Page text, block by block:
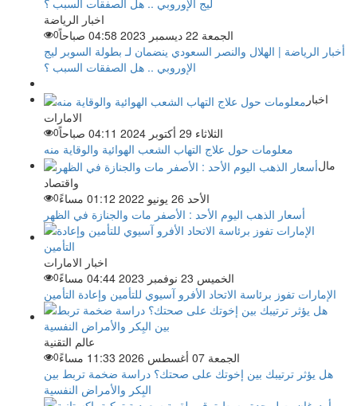
اخبار الرياضة
الجمعة 22 ديسمبر 2023 04:58 صباحاً
0
أخبار الرياضة | الهلال والنصر السعودي ينضمان لـ بطولة السوبر ليج
الإوروبي .. هل الصفقات السبب ؟
اخبار
الامارات
الثلاثاء 29 أكتوبر 2024 04:11 صباحاً
0
معلومات حول علاج التهاب الشعب الهوائية والوقاية منه
مال
واقتصاد
الأحد 26 يونيو 2022 01:12 مساءً
0
أسعار الذهب اليوم الأحد : الأصفر مات والجنازة في الظهر
اخبار الامارات
الخميس 23 نوفمبر 2023 04:44 مساءً
0
الإمارات تفوز برئاسة الاتحاد الأفرو آسيوي للتأمين وإعادة التأمين
عالم التقنية
الجمعة 07 أغسطس 2026 11:33 مساءً
0
هل يؤثر ترتيبك بين إخوتك على صحتك؟ دراسة ضخمة تربط بين
البِكر والأمراض النفسية